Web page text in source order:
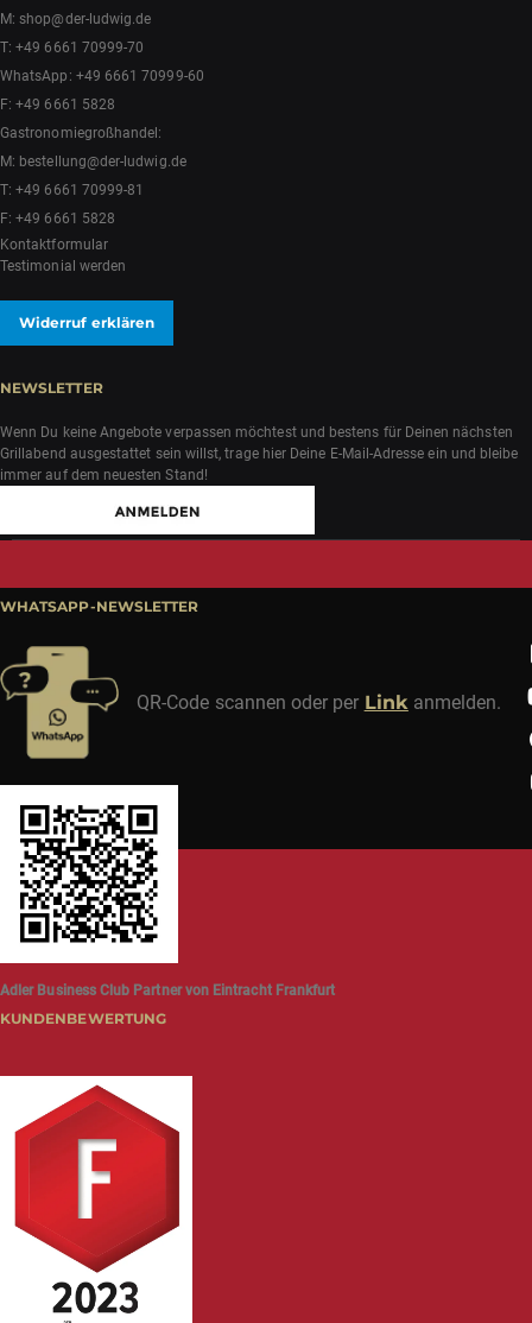
M:shop@der-ludwig.de
T:+49 6661 70999-70
WhatsApp: +49 6661 70999-60
F: +49 6661 5828
Gastronomiegroßhandel:
M: bestellung@der-ludwig.de
T:+49 6661 70999-81
F: +49 6661 5828
Kontaktformular
Testimonial werden
Widerruf erklären
NEWSLETTER
Wenn Du keine Angebote verpassen möchtest und bestens für Deinen nächsten
Grillabend ausgestattet sein willst, trage hier Deine E-Mail-Adresse ein und bleibe
immer auf dem neuesten Stand!
WHATSAPP-NEWSLETTER
QR-Code scannen oder per Linkanmelden.
Adler Business Club Partner von Eintracht Frankfurt
KUNDENBEWERTUNG